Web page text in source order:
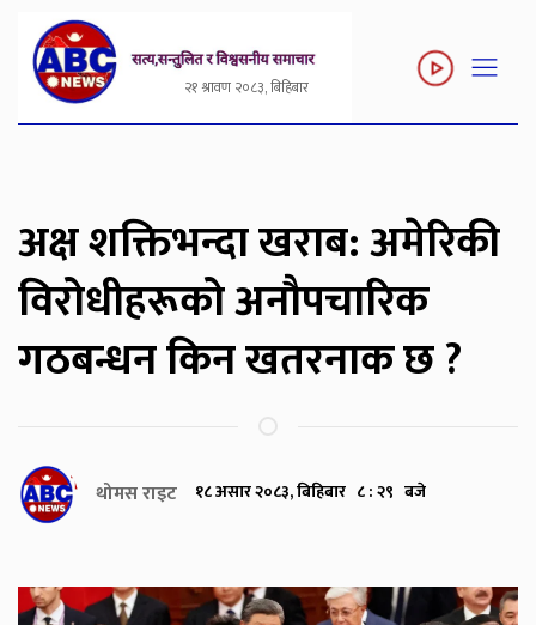
२१ श्रावण २०८३, बिहिबार
अक्ष शक्तिभन्दा खराब: अमेरिकी
विरोधीहरूको अनौपचारिक
गठबन्धन किन खतरनाक छ ?
थोमस राइट १८ असार २०८३, बिहिबार ८ : २९ बजे